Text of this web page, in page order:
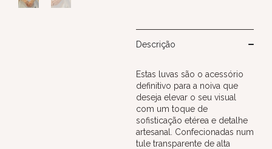
Descrição
Estas luvas são o acessório
definitivo para a noiva que
deseja elevar o seu visual
com um toque de
sofisticação etérea e detalhe
artesanal. Confecionadas num
tule transparente de alta